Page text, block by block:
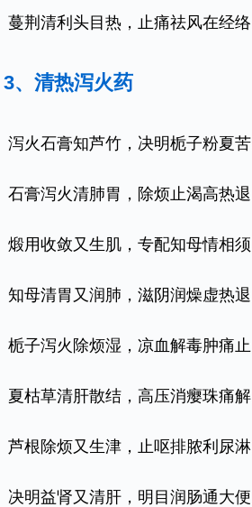
蔓荆清利头目热，止痛祛风在经络
3、清热泻火药
泻火石膏知芦竹，决明栀子粉夏苦
石膏泻火清肺胃，除烦止渴高热退
煅用收敛又生肌，专配知母情相须
知母清胃又润肺，滋阴润燥虚热退
栀子泻火除烦湿，凉血解毒肿痛止
夏枯草清肝散结，高压消瘿珠痛解
芦根除烦又生津，止呕排脓利尿淋
决明益肾又清肝，明目润肠通大便